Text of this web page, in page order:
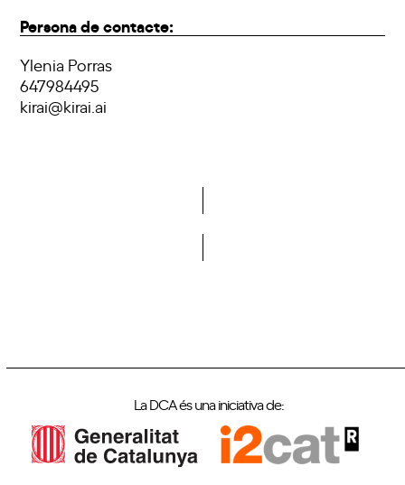
Persona de contacte:
Ylenia Porras
647984495
kirai@kirai.ai
La DCA és una iniciativa de: